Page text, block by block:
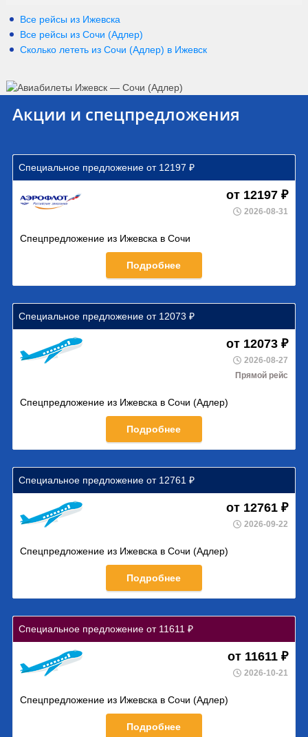
Все рейсы из Ижевска
Все рейсы из Сочи (Адлер)
Сколько лететь из Сочи (Адлер) в Ижевск
Акции и спецпредложения
Специальное предложение от 12197 ₽
от 12197 ₽
2026-08-31
Спецпредложение из Ижевска в Сочи
Подробнее
Специальное предложение от 12073 ₽
от 12073 ₽
2026-08-27
Прямой рейс
Спецпредложение из Ижевска в Сочи (Адлер)
Подробнее
Специальное предложение от 12761 ₽
от 12761 ₽
2026-09-22
Спецпредложение из Ижевска в Сочи (Адлер)
Подробнее
Специальное предложение от 11611 ₽
от 11611 ₽
2026-10-21
Спецпредложение из Ижевска в Сочи (Адлер)
Подробнее